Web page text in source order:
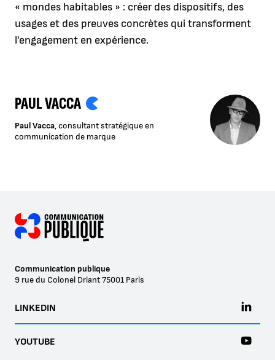
« mondes habitables » : créer des dispositifs, des
usages et des preuves concrètes qui transforment
l'engagement en expérience.
PAUL VACCA
Paul Vacca, consultant stratégique en
communication de marque
Communication publique
9 rue du Colonel Driant75001 Paris
LINKEDIN
YOUTUBE